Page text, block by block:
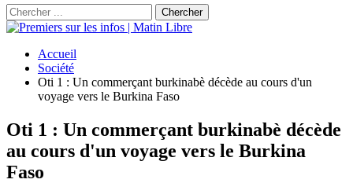
Accueil
Société
Oti 1 : Un commerçant burkinabè décède au cours d'un
voyage vers le Burkina Faso
Oti 1 : Un commerçant burkinabè décède
au cours d'un voyage vers le Burkina
Faso